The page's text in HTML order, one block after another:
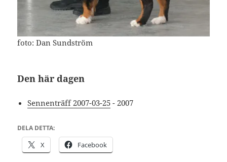
foto: Dan Sundström
Den här dagen
Sennenträff 2007-03-25 - 2007
DELA DETTA:
X Facebook